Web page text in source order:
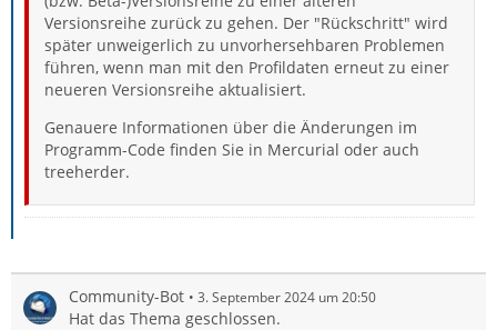
Versionsreihe zurück zu gehen. Der "Rückschritt" wird
später unweigerlich zu unvorhersehbaren Problemen
führen, wenn man mit den Profildaten erneut zu einer
neueren Versionsreihe aktualisiert.
Genauere Informationen über die Änderungen im
Programm-Code finden Sie in Mercurial oder auch
treeherder.
Community-Bot 3. September 2024 um 20:50
Hat das Thema geschlossen.